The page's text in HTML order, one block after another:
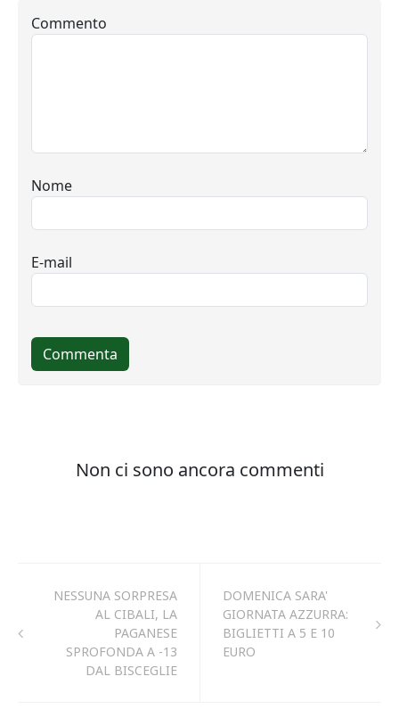
NESSUNA SORPRESA
AL CIBALI, LA
PAGANESE
SPROFONDA A -13
DAL BISCEGLIE
DOMENICA SARA'
GIORNATA AZZURRA:
BIGLIETTI A 5 E 10
EURO